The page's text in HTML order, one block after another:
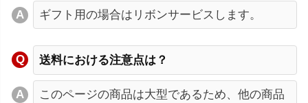
ギフト用の場合はリボンサービスします。
送料における注意点は？
このページの商品は大型であるため、他の商品